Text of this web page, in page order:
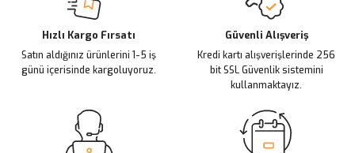
Ürün bilgilerinde hatalar bulunuyor.
Ürün fiyatı diğer sitelerden daha pahalı.
Bu ürüne benzer farklı alternatifler olmalı.
Hızlı Kargo Fırsatı
Satın aldığınız ürünlerini 1-5 iş
günü içerisinde kargoluyoruz.
Güvenli Alışveriş
Kredi kartı alışverişlerinde 256
bit SSL Güvenlik sistemini
kullanmaktayız.